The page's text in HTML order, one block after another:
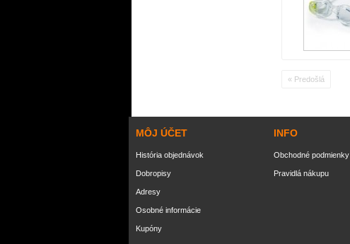
« Predošlá
MÔJ ÚČET
História objednávok
Dobropisy
Adresy
Osobné informácie
Kupóny
INFO
Obchodné podmienky
Pravidlá nákupu